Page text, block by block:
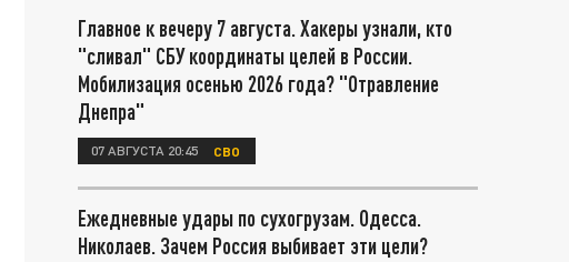
Главное к вечеру 7 августа. Хакеры узнали, кто
"сливал" СБУ координаты целей в России.
Мобилизация осенью 2026 года? "Отравление
Днепра"
07 АВГУСТА 20:45 СВО
Ежедневные удары по сухогрузам. Одесса.
Николаев. Зачем Россия выбивает эти цели?